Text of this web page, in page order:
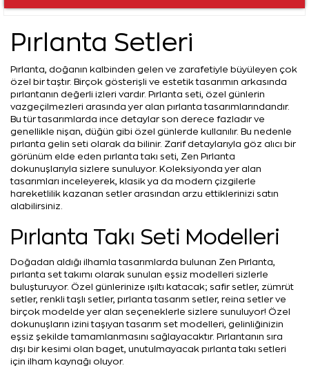
Pırlanta Setleri
Pırlanta, doğanın kalbinden gelen ve zarafetiyle büyüleyen çok
özel bir taştır. Birçok gösterişli ve estetik tasarımın arkasında
pırlantanın değerli izleri vardır. Pırlanta seti, özel günlerin
vazgeçilmezleri arasında yer alan pırlanta tasarımlarındandır.
Bu tür tasarımlarda ince detaylar son derece fazladır ve
genellikle nişan, düğün gibi özel günlerde kullanılır. Bu nedenle
pırlanta gelin seti olarak da bilinir. Zarif detaylarıyla göz alıcı bir
görünüm elde eden pırlanta takı seti, Zen Pırlanta
dokunuşlarıyla sizlere sunuluyor. Koleksiyonda yer alan
tasarımları inceleyerek, klasik ya da modern çizgilerle
hareketlilik kazanan setler arasından arzu ettiklerinizi satın
alabilirsiniz.
Pırlanta Takı Seti Modelleri
Doğadan aldığı ilhamla tasarımlarda bulunan Zen Pırlanta,
pırlanta set takımı olarak sunulan eşsiz modelleri sizlerle
buluşturuyor. Özel günlerinize ışıltı katacak; safir setler, zümrüt
setler, renkli taşlı setler, pırlanta tasarım setler, reina setler ve
birçok modelde yer alan seçeneklerle sizlere sunuluyor! Özel
dokunuşların izini taşıyan tasarım set modelleri, gelinliğinizin
eşsiz şekilde tamamlanmasını sağlayacaktır. Pırlantanın sıra
dışı bir kesimi olan baget, unutulmayacak pırlanta takı setleri
için ilham kaynağı oluyor.